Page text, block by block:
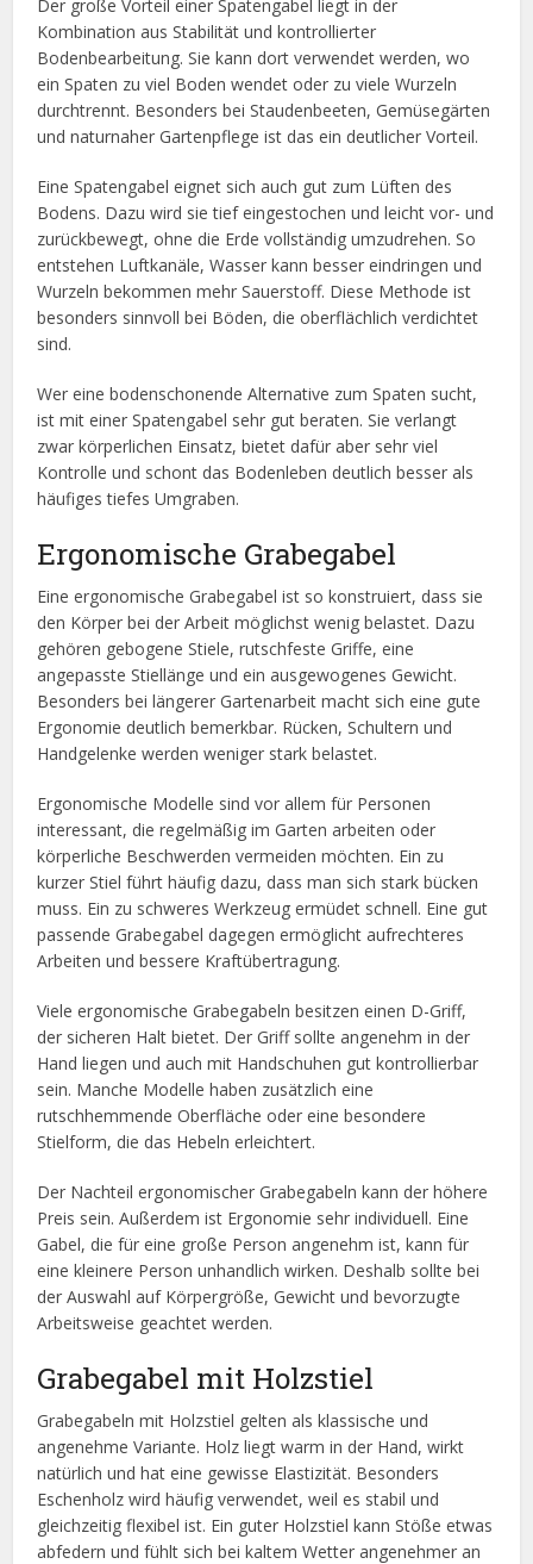
Der große Vorteil einer Spatengabel liegt in der
Kombination aus Stabilität und kontrollierter
Bodenbearbeitung. Sie kann dort verwendet werden, wo
ein Spaten zu viel Boden wendet oder zu viele Wurzeln
durchtrennt. Besonders bei Staudenbeeten, Gemüsegärten
und naturnaher Gartenpflege ist das ein deutlicher Vorteil.
Eine Spatengabel eignet sich auch gut zum Lüften des
Bodens. Dazu wird sie tief eingestochen und leicht vor- und
zurückbewegt, ohne die Erde vollständig umzudrehen. So
entstehen Luftkanäle, Wasser kann besser eindringen und
Wurzeln bekommen mehr Sauerstoff. Diese Methode ist
besonders sinnvoll bei Böden, die oberflächlich verdichtet
sind.
Wer eine bodenschonende Alternative zum Spaten sucht,
ist mit einer Spatengabel sehr gut beraten. Sie verlangt
zwar körperlichen Einsatz, bietet dafür aber sehr viel
Kontrolle und schont das Bodenleben deutlich besser als
häufiges tiefes Umgraben.
Ergonomische Grabegabel
Eine ergonomische Grabegabel ist so konstruiert, dass sie
den Körper bei der Arbeit möglichst wenig belastet. Dazu
gehören gebogene Stiele, rutschfeste Griffe, eine
angepasste Stiellänge und ein ausgewogenes Gewicht.
Besonders bei längerer Gartenarbeit macht sich eine gute
Ergonomie deutlich bemerkbar. Rücken, Schultern und
Handgelenke werden weniger stark belastet.
Ergonomische Modelle sind vor allem für Personen
interessant, die regelmäßig im Garten arbeiten oder
körperliche Beschwerden vermeiden möchten. Ein zu
kurzer Stiel führt häufig dazu, dass man sich stark bücken
muss. Ein zu schweres Werkzeug ermüdet schnell. Eine gut
passende Grabegabel dagegen ermöglicht aufrechteres
Arbeiten und bessere Kraftübertragung.
Viele ergonomische Grabegabeln besitzen einen D-Griff,
der sicheren Halt bietet. Der Griff sollte angenehm in der
Hand liegen und auch mit Handschuhen gut kontrollierbar
sein. Manche Modelle haben zusätzlich eine
rutschhemmende Oberfläche oder eine besondere
Stielform, die das Hebeln erleichtert.
Der Nachteil ergonomischer Grabegabeln kann der höhere
Preis sein. Außerdem ist Ergonomie sehr individuell. Eine
Gabel, die für eine große Person angenehm ist, kann für
eine kleinere Person unhandlich wirken. Deshalb sollte bei
der Auswahl auf Körpergröße, Gewicht und bevorzugte
Arbeitsweise geachtet werden.
Grabegabel mit Holzstiel
Grabegabeln mit Holzstiel gelten als klassische und
angenehme Variante. Holz liegt warm in der Hand, wirkt
natürlich und hat eine gewisse Elastizität. Besonders
Eschenholz wird häufig verwendet, weil es stabil und
gleichzeitig flexibel ist. Ein guter Holzstiel kann Stöße etwas
abfedern und fühlt sich bei kaltem Wetter angenehmer an